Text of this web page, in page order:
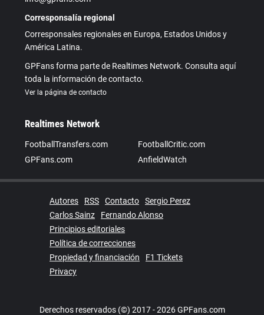
Corresponsalía regional
Corresponsales regionales en Europa, Estados Unidos y
América Latina.
GPFans forma parte de Realtimes Network. Consulta aquí
toda la información de contacto.
Ver la página de contacto
Realtimes Network
FootballTransfers.com
FootballCritic.com
GPFans.com
AnfieldWatch
Autores RSS Contacto
Sergio Perez
Carlos Sainz
Fernando Alonso
Principios editoriales
Política de correcciones
Propiedad y financiación
F1 Tickets
Privacy
Derechos reservados (©) 2017 - 2026 GPFans.com